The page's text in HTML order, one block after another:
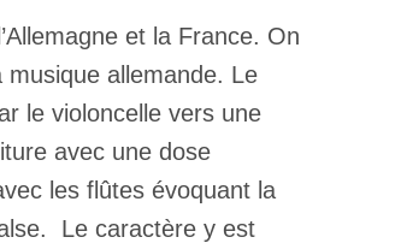
et la France. On
allemande. Le
le violoncelle vers une
avec une dose
les flûtes évoquant la
Le caractère y est